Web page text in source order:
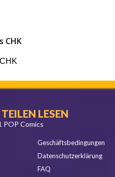
CHK
LESEN
Comics
Geschäftsbedingungen
Datenschutzerklärung
FAQ